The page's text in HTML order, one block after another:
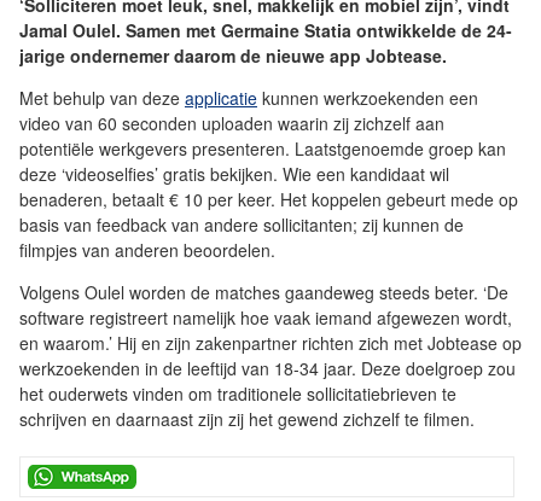
‘Solliciteren moet leuk, snel, makkelijk en mobiel zijn’, vindt
Jamal Oulel. Samen met Germaine Statia ontwikkelde de 24-
jarige ondernemer daarom de nieuwe app Jobtease.
Met behulp van deze applicatie kunnen werkzoekenden een
video van 60 seconden uploaden waarin zij zichzelf aan
potentiële werkgevers presenteren. Laatstgenoemde groep kan
deze ‘videoselfies’ gratis bekijken. Wie een kandidaat wil
benaderen, betaalt € 10 per keer. Het koppelen gebeurt mede op
basis van feedback van andere sollicitanten; zij kunnen de
filmpjes van anderen beoordelen.
Volgens Oulel worden de matches gaandeweg steeds beter. ‘De
software registreert namelijk hoe vaak iemand afgewezen wordt,
en waarom.’ Hij en zijn zakenpartner richten zich met Jobtease op
werkzoekenden in de leeftijd van 18-34 jaar. Deze doelgroep zou
het ouderwets vinden om traditionele sollicitatiebrieven te
schrijven en daarnaast zijn zij het gewend zichzelf te filmen.